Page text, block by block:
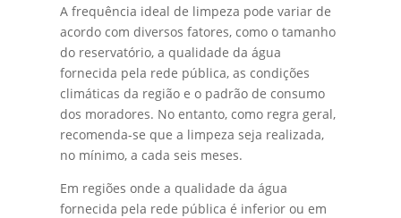
A frequência ideal de limpeza pode variar de
acordo com diversos fatores, como o tamanho
do reservatório, a qualidade da água
fornecida pela rede pública, as condições
climáticas da região e o padrão de consumo
dos moradores. No entanto, como regra geral,
recomenda-se que a limpeza seja realizada,
no mínimo, a cada seis meses.
Em regiões onde a qualidade da água
fornecida pela rede pública é inferior ou em